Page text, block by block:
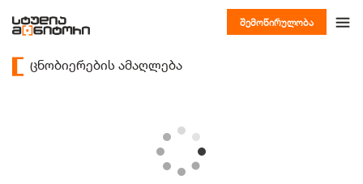
შემოწირულობა
ცნობიერების ამაღლება